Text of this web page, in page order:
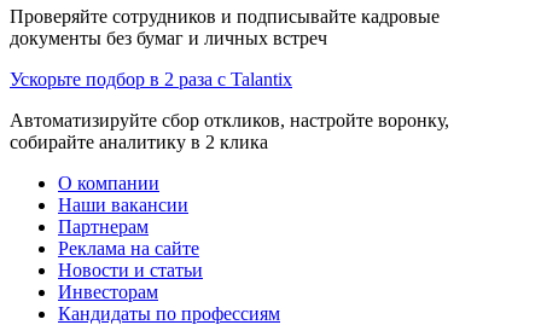
Проверяйте сотрудников и подписывайте кадровые
документы без бумаг и личных встреч
Ускорьте подбор в 2 раза с Talantix
Автоматизируйте сбор откликов, настройте воронку,
собирайте аналитику в 2 клика
О компании
Наши вакансии
Партнерам
Реклама на сайте
Новости и статьи
Инвесторам
Кандидаты по профессиям